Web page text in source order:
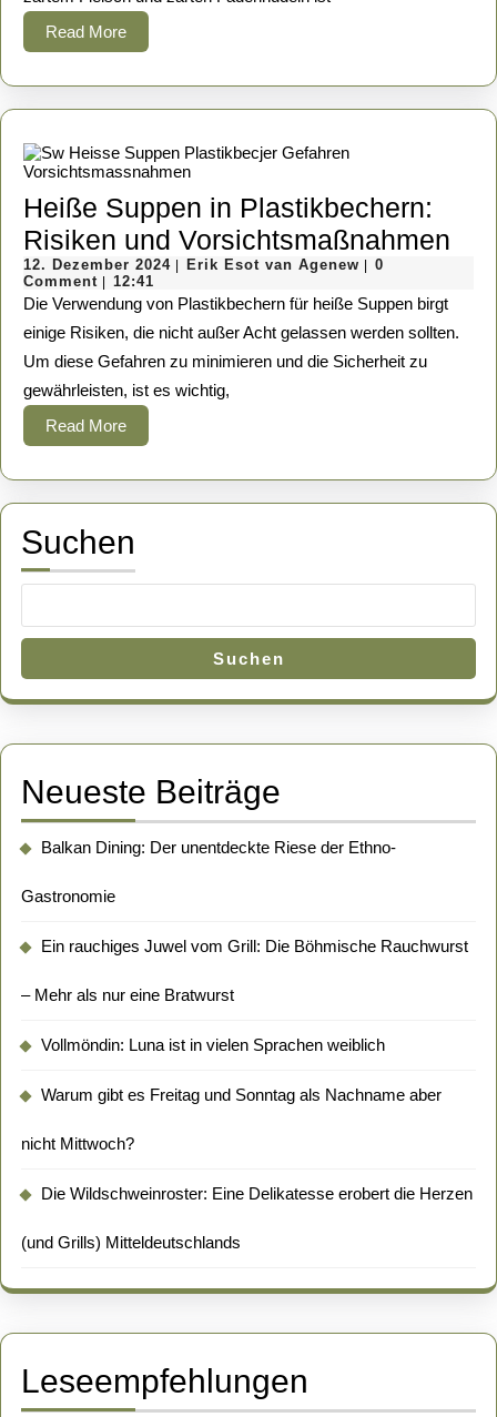
für
Tage
Read MoreRead
More
Heiße Suppen in Plastikbechern:
Risiken und Vorsichtsmaßnahmen
12. Dezember 202412.
2024
Erik Esot van Agenew Erik
van
Agenew
0
Comment
12:41
Die Verwendung von Plastikbechern für heiße Suppen birgt
einige Risiken, die nicht außer Acht gelassen werden sollten.
Um diese Gefahren zu minimieren und die Sicherheit zu
gewährleisten, ist es wichtig,
Read MoreRead
More
Suchen
Suchen
Neueste Beiträge
Balkan Dining: Der unentdeckte Riese der Ethno-
Gastronomie
Ein rauchiges Juwel vom Grill: Die Böhmische Rauchwurst
– Mehr als nur eine Bratwurst
Vollmöndin: Luna ist in vielen Sprachen weiblich
Warum gibt es Freitag und Sonntag als Nachname aber
nicht Mittwoch?
Die Wildschweinroster: Eine Delikatesse erobert die Herzen
(und Grills) Mitteldeutschlands
Leseempfehlungen